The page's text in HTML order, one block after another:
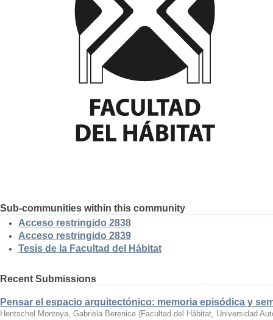
Sub-communities within this community
Acceso restringido 2838
Acceso restringido 2839
Tesis de la Facultad del Hábitat
Recent Submissions
Pensar el espacio arquitectónico: memoria episódica y
Hentschel Montoya, Gabriela Berenice (Facultad del Hábitat, Universidad